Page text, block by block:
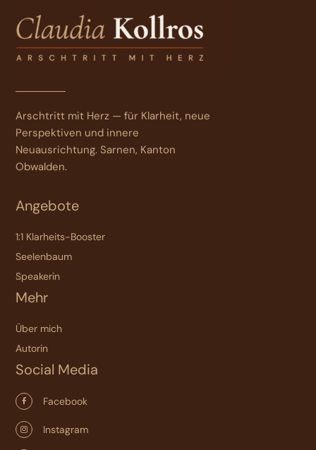
Arschtritt mit Herz — für Klarheit, neue
Perspektiven und innere
Neuausrichtung. Sarnen, Kanton
Obwalden.
Angebote
1:1 Klarheits-Booster
Seelenbaum
Speakerin
Mehr
Über mich
Autorin
Social Media
 Facebook
 Instagram